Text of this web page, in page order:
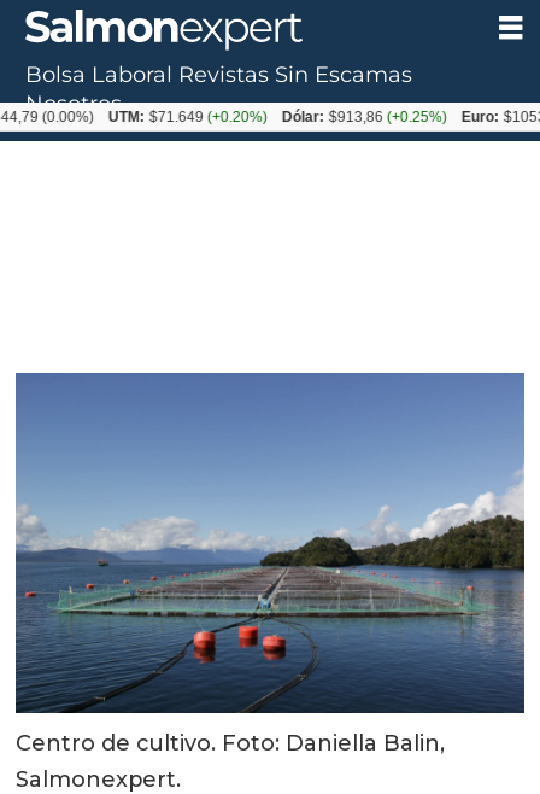
Centro de cultivo. Foto: Daniella Balin,
Salmonexpert.
Bolsa Laboral Revistas Sin Escamas
Nosotros
UTM: $71.649(+0.20%) Dólar: $913,86(+0.25%) Euro: $1053,08(-